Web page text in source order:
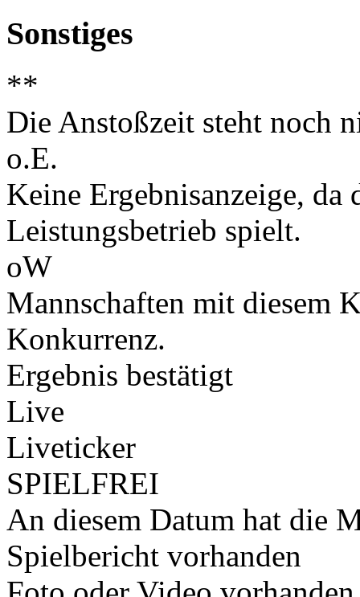
Sonstiges
**
Die Anstoßzeit steht noch
o.E.
Keine Ergebnisanzeige,
Leistungsbetrieb spielt.
oW
Mannschaften mit diesem
Konkurrenz.
Ergebnis bestätigt
Live
Liveticker
SPIELFREI
An diesem Datum hat die
Spielbericht vorhanden